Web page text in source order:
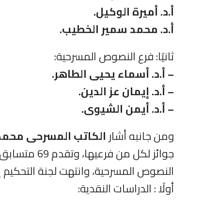
أ.د. أميرة الوكيل.
أ.د. محمد سمير الخطيب.
ثانيًا: فرع النصوص المسرحية:
– أ.د. أسماء يحيى الطاهر.
– أ.د. إيمان عز الدین.
– أ.د. أيمن الشيوى.
ومن جانبه أشارالكاتب المسرحى
النصوص المسرحية، وانتهت لجنة
أولًا : الدراسات النقدية: